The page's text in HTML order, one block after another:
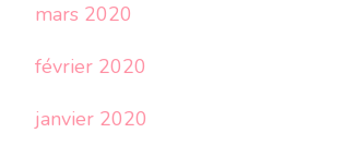
mars 2020
février 2020
janvier 2020